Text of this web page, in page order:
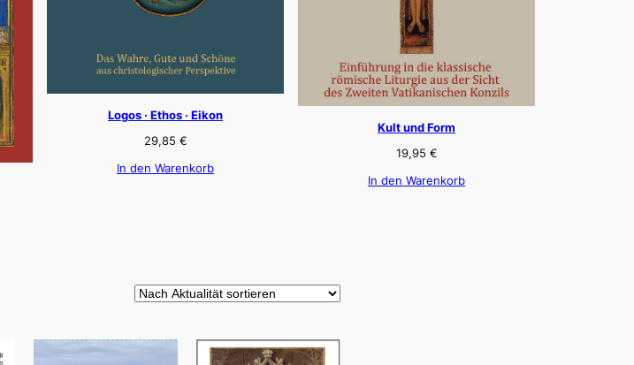
Logos · Ethos · Eikon
29,85 €
In den Warenkorb
Kult und Form
19,95 €
In den Warenkorb